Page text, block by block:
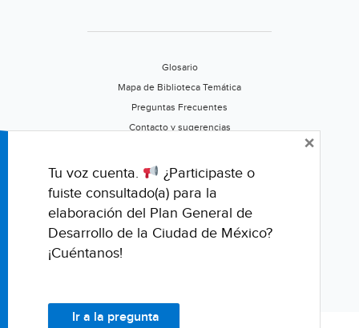
Glosario
Mapa de Biblioteca Temática
Preguntas Frecuentes
Contacto y sugerencias
Califica este portal
Tu voz cuenta.
¿Participaste o
fuiste consultado(a) para la
elaboración del Plan General de
Desarrollo de la Ciudad de México?
¡Cuéntanos!
Ir a la pregunta
×